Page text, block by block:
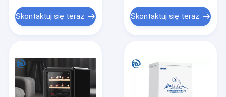
Skontaktuj się teraz Skontaktuj się teraz